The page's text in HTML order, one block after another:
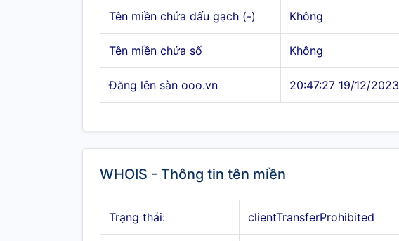
Tên miền chứa dấu gạch (-) Không
Tên miền chứa số Không
Đăng lên sàn ooo.vn 20:47:27 19/12/2023
WHOIS - Thông tin tên miền
Trạng thái: clientTransferProhibited